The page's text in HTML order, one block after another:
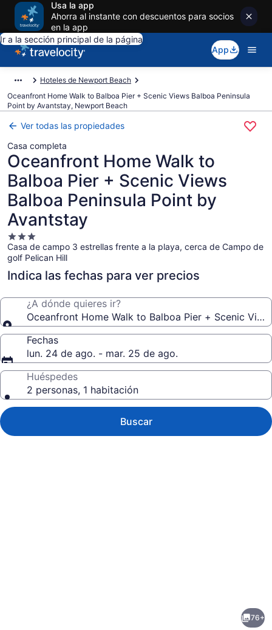
Usa la app
Ahorra al instante con descuentos para socios
en la app
Ir a la sección principal de la página
App
Hoteles de Newport Beach
Oceanfront Home Walk to Balboa Pier + Scenic Views Balboa Peninsula
Point by Avantstay, Newport Beach
Ver todas las propiedades
Casa completa
Oceanfront Home Walk to
Balboa Pier + Scenic Views
Balboa Peninsula Point by
Avantstay
Propiedad
de
3.0
estrellas
Casa de campo 3 estrellas frente a la playa, cerca de Campo de
golf Pelican Hill
Indica las fechas para ver precios
¿A dónde quieres ir?
Oceanfront Home Walk to Balboa Pier + Scenic
Fechas
lun. 24 de ago. - mar. 25 de ago.
Huéspedes
2 personas, 1 habitación
Buscar
76+